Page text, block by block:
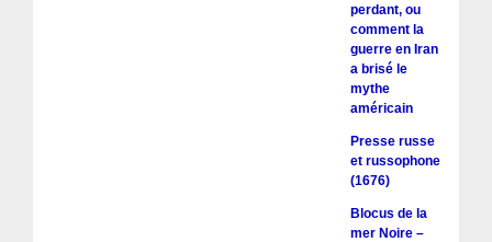
perdant, ou
comment la
guerre en Iran
a brisé le
mythe
américain
Presse russe
et russophone
(1676)
Blocus de la
mer Noire –